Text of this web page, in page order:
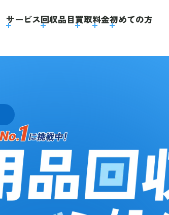
サービス回収品目買取料金初めての方